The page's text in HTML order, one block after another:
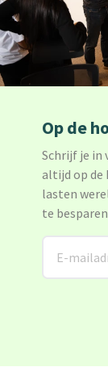
Op de
Schrijf je in
altijd op de
lasten
te